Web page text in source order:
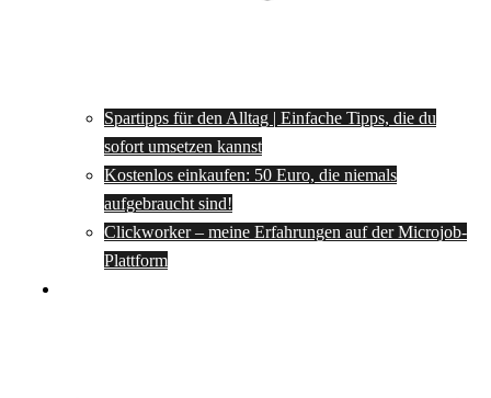
Spartipps für den Alltag | Einfache Tipps, die du
sofort umsetzen kannst
Kostenlos einkaufen: 50 Euro, die niemals
aufgebraucht sind!
Clickworker – meine Erfahrungen auf der Microjob-
Plattform